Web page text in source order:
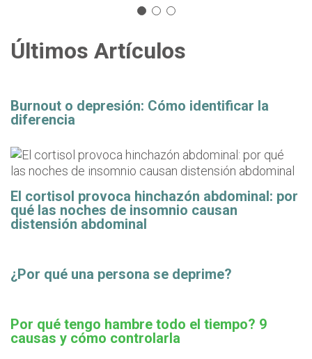
Últimos Artículos
Burnout o depresión: Cómo identificar la
diferencia
El cortisol provoca hinchazón abdominal: por
qué las noches de insomnio causan
distensión abdominal
¿Por qué una persona se deprime?
Por qué tengo hambre todo el tiempo? 9
causas y cómo controlarla